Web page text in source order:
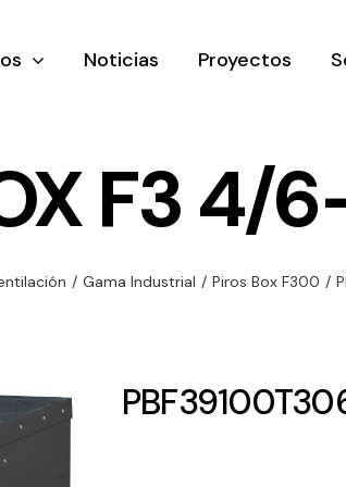
y
de
y
Ventilación
ventilación
Noticias Proyectos
F3
/ Gama Industrial / Piros Box F300 /